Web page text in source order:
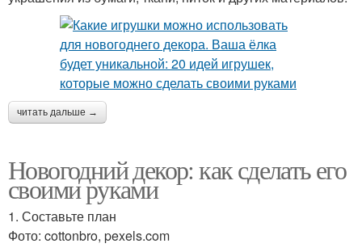
читать дальше →
Новогодний декор: как сделать его
своими руками
1. Составьте план
Фото: cottonbro, pexels.com